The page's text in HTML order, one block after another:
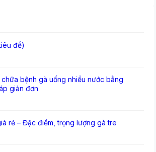
đề)
bệnh gà uống nhiều nước bằng
giản đơn
rẻ – Đặc điểm, trọng lượng gà tre